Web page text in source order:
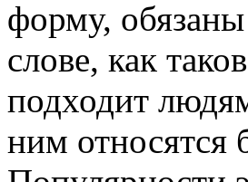
форму,
слове, как
подходит
ним относятся